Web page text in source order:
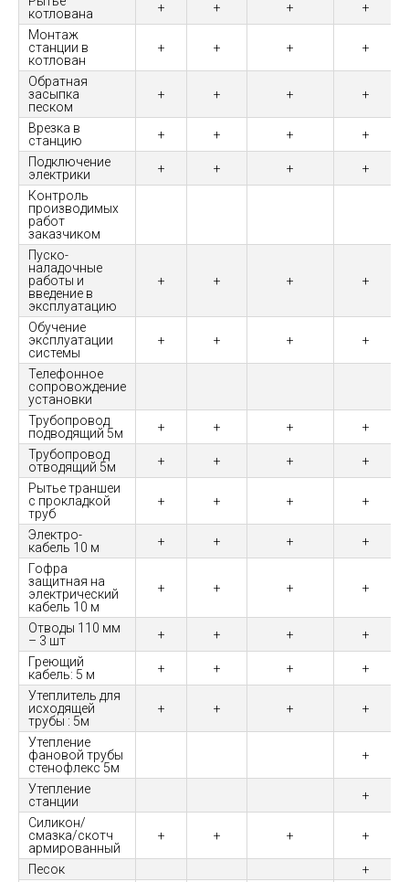
котлована
+ + +
+
Монтаж
станции в
котлован
+ + + +
Обратная
засыпка
песком
+ + + +
Врезка в
станцию
+ + +
+
Подключение
электрики
+ + +
+
Контроль
производимых
работ
заказчиком
Пуско-
наладочные
работы и
введение в
эксплуатацию
+ + + +
Обучение
эксплуатации
системы
+ + + +
Телефонное
сопровождение
установки
Трубопровод
подводящий 5м
+ + +
+
Трубопровод
отводящий 5м
+ + +
+
Рытье траншеи
с прокладкой
труб
+ + + +
Электро-
кабель 10 м
+ + +
+
Гофра
защитная на
электрический
кабель 10 м
+ + + +
Отводы 110 мм
– 3 шт
+ + +
+
Греющий
кабель: 5 м
+ + +
+
Утеплитель для
исходящей
трубы : 5м
+ + + +
Утепление
фановой трубы
стенофлекс 5м
+
Утепление
станции
+
Силикон/
смазка/скотч
армированный
+ + + +
Песок
+